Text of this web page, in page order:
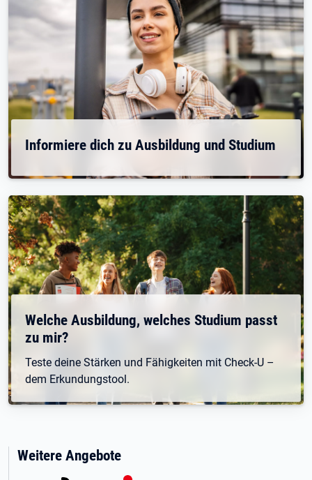
Informiere dich zu Ausbildung und Studium
Welche Ausbildung, welches Studium passt
zu mir?
Teste deine Stärken und Fähigkeiten mit Check-U –
dem Erkundungstool.
Weitere Angebote